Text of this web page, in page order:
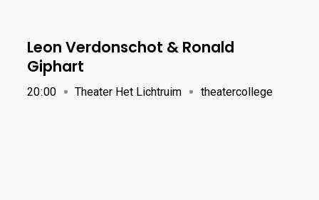
Leon Verdonschot & Ronald
Giphart
20:00 Theater Het Lichtruim theatercollege